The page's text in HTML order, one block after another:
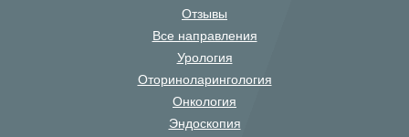
Отзывы
Все направления
Урология
Оториноларингология
Онкология
Эндоскопия